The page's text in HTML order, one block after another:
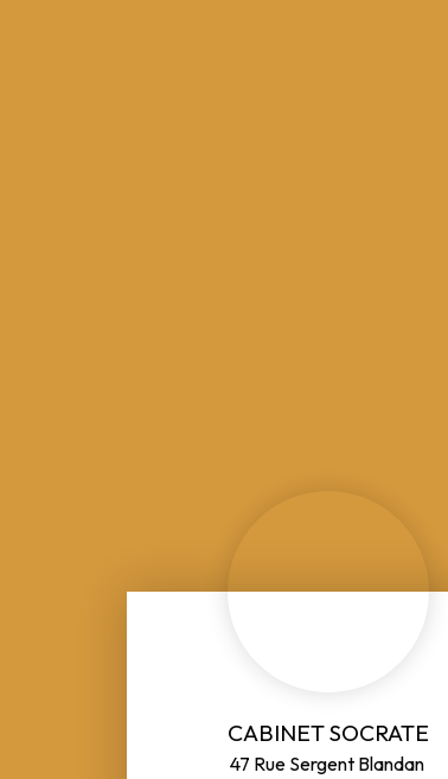
CABINET SOCRATE
47 Rue Sergent Blandan